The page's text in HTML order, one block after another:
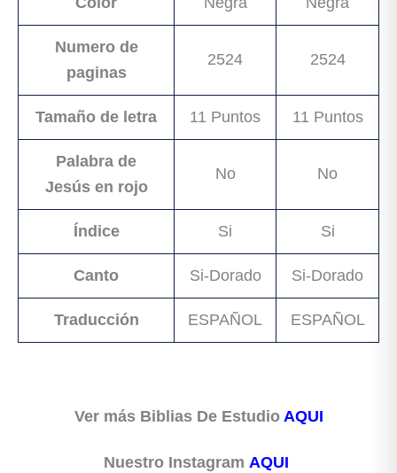
Numero de
paginas
2524 2524
Tamaño de letra 11 Puntos 11 Puntos
Palabra de
Jesús en rojo
No No
Índice Si Si
Canto Si-Dorado Si-Dorado
Traducción ESPAÑOL ESPAÑOL
Ver más Biblias De Estudio AQUI
Nuestro Instagram AQUI